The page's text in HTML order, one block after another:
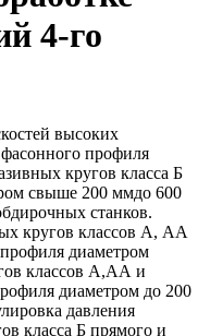
4-го
высоких
профиля
кругов класса Б
свыше 200 ммдо 600
станков.
кругов классов А, АА
диаметром
классов А,АА и
диаметром до 200
давления
класса Б прямого и